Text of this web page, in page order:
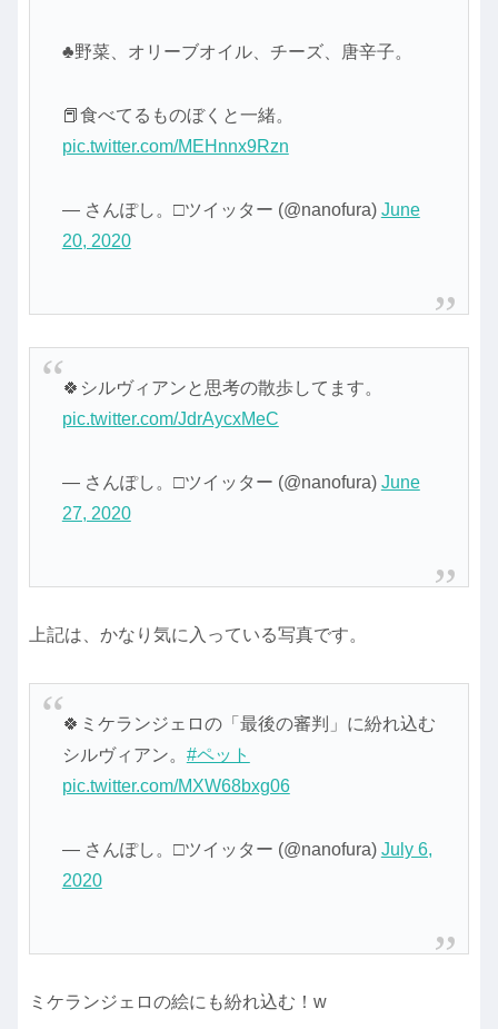
♣野菜、オリーブオイル、チーズ、唐辛子。
📕食べてるものぼくと一緒。
pic.twitter.com/MEHnnx9Rzn
— さんぽし。□ツイッター (@nanofura) June
20, 2020
🍀シルヴィアンと思考の散歩してます。
pic.twitter.com/JdrAycxMeC
— さんぽし。□ツイッター (@nanofura) June
27, 2020
上記は、かなり気に入っている写真です。
🍀ミケランジェロの「最後の審判」に紛れ込む
シルヴィアン。 #ペット
pic.twitter.com/MXW68bxg06
— さんぽし。□ツイッター (@nanofura) July 6,
2020
ミケランジェロの絵にも紛れ込む！w